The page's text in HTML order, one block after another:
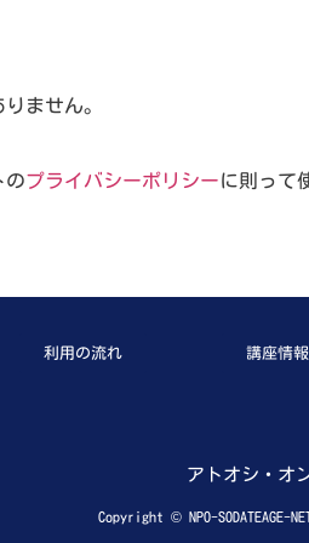
ません。
のプライバシーポリシーに則って
利用の流れ 講座情報
アトオシ・オ
Copyright © NPO-